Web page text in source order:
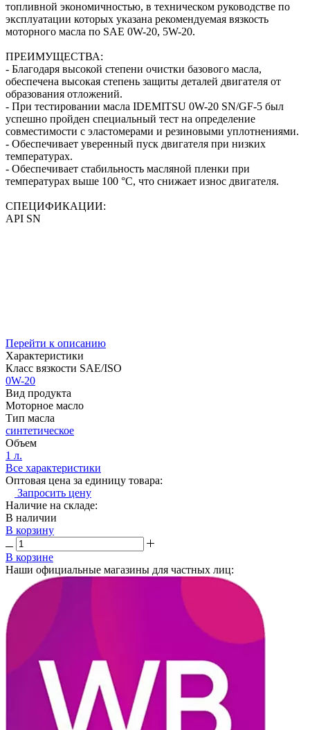
топливной экономичностью, в техническом руководстве по
эксплуатации которых указана рекомендуемая вязкость
моторного масла по SAE 0W-20, 5W-20.
ПРЕИМУЩЕСТВА:
- Благодаря высокой степени очистки базового масла,
обеспечена высокая степень защиты деталей двигателя от
образования отложений.
- При тестировании масла IDEMITSU 0W-20 SN/GF-5 был
успешно пройден специальный тест на определение
совместимости с эластомерами и резиновыми уплотнениями.
- Обеспечивает уверенный пуск двигателя при низких
температурах.
- Обеспечивает стабильность масляной пленки при
температурах выше 100 °C, что снижает износ двигателя.
СПЕЦИФИКАЦИИ:
API SN
Перейти к описанию
Характеристики
Класс вязкости SAE/ISO
0W-20
Вид продукта
Моторное масло
Тип масла
синтетическое
Объем
1 л.
Все характеристики
Оптовая цена за единицу товара:
Запросить цену
Наличие на складе:
В наличии
В корзину
В корзине
Наши официальные магазины для частных лиц: